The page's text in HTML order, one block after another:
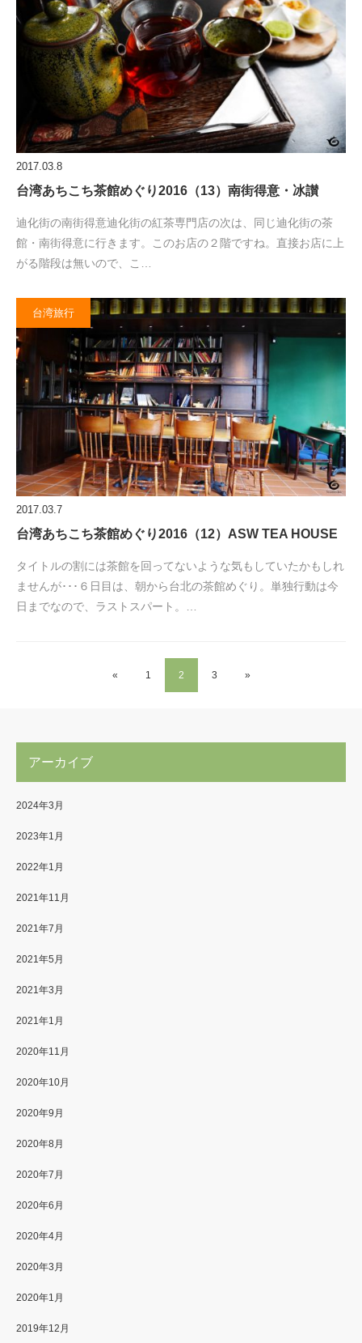
2017.03.8
台湾あちこち茶館めぐり2016（13）南街得意・冰讃
迪化街の南街得意迪化街の紅茶専門店の次は、同じ迪化街の茶
館・南街得意に行きます。このお店の２階ですね。直接お店に上
がる階段は無いので、こ…
台湾旅行
2017.03.7
台湾あちこち茶館めぐり2016（12）ASW TEA HOUSE
タイトルの割には茶館を回ってないような気もしていたかもしれ
ませんが･･･６日目は、朝から台北の茶館めぐり。単独行動は今
日までなので、ラストスパート。…
« 1 2 3 »
アーカイブ
2024年3月
2023年1月
2022年1月
2021年11月
2021年7月
2021年5月
2021年3月
2021年1月
2020年11月
2020年10月
2020年9月
2020年8月
2020年7月
2020年6月
2020年4月
2020年3月
2020年1月
2019年12月